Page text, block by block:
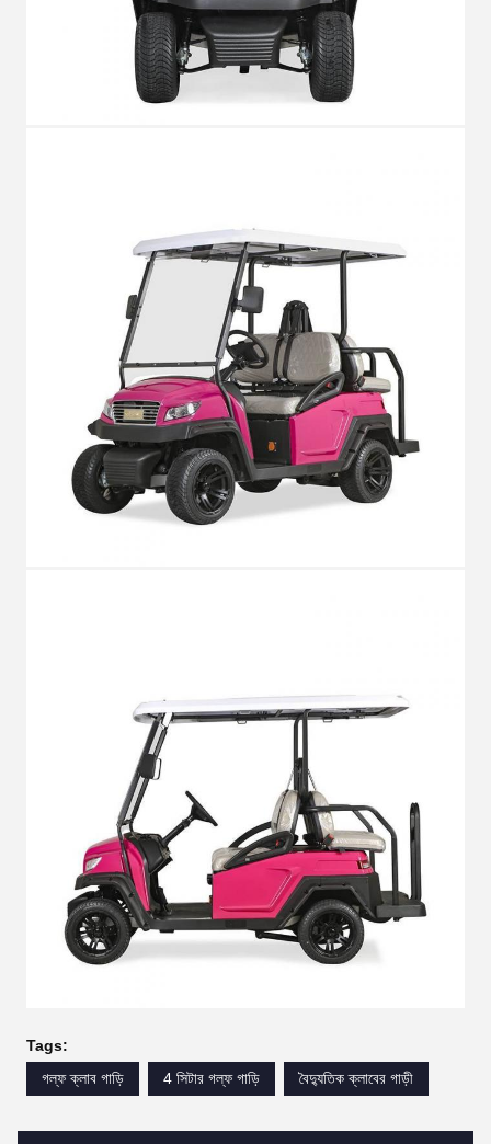
Tags:
গল্ফ ক্লাব গাড়ি
4 সিটার গল্ফ গাড়ি বৈদ্যুতিক ক্লাবের গাড়ী